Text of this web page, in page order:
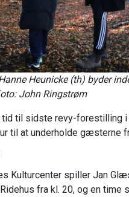
Heunicke (th) byder
John Ringstrøm
til sidste revy-forestilling i
til at underholde gæsterne
Kulturcenter spiller Jan
fra kl. 20, og en time